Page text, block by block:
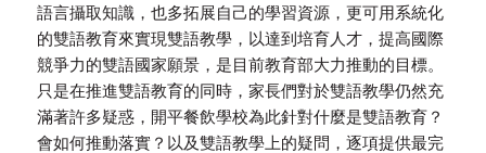
語言攝取知識，也多拓展自己的學習資源，更可用系統化
的雙語教育來實現雙語教學，以達到培育人才，提高國際
競爭力的雙語國家願景，是目前教育部大力推動的目標。
只是在推進雙語教育的同時，家長們對於雙語教學仍然充
滿著許多疑惑，開平餐飲學校為此針對什麼是雙語教育？
會如何推動落實？以及雙語教學上的疑問，逐項提供最完